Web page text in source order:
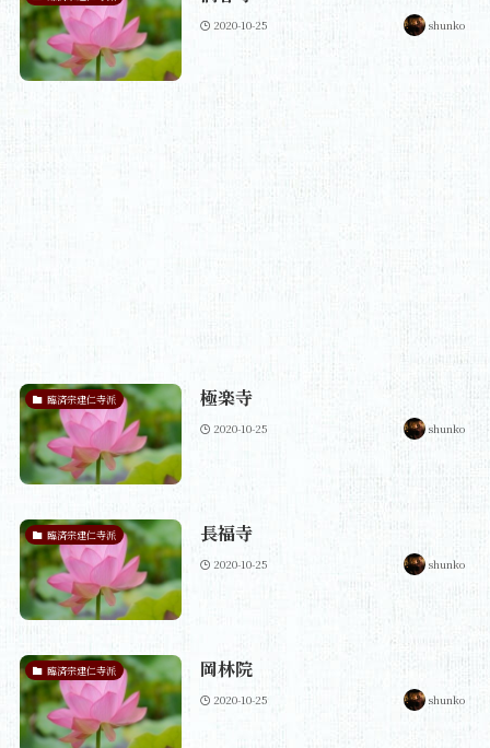
2020-10-25 shunko
臨済宗建仁寺派 極楽寺
2020-10-25 shunko
臨済宗建仁寺派 長福寺
2020-10-25 shunko
臨済宗建仁寺派 岡林院
2020-10-25 shunko